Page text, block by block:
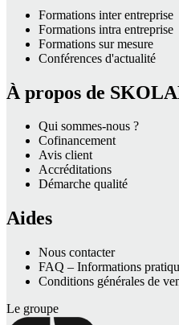
Formations inter entreprise
Formations intra entreprise
Formations sur mesure
Conférences d'actualité
À propos de
Qui sommes-nous ?
Cofinancement
Avis client
Accréditations
Démarche qualité
Aides
Nous contacter
FAQ – Informations
Conditions générales de
Le groupe